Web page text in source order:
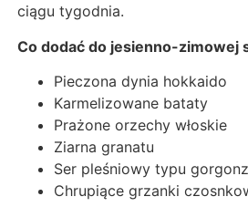
ciągu tygodnia.
Co dodać do jesienno-zimowej
Pieczona dynia hokkaido
Karmelizowane bataty
Prażone orzechy włoskie
Ziarna granatu
Ser pleśniowy typu
Chrupiące grzanki